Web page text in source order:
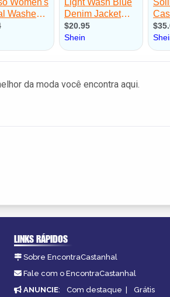
da moda você encontra aqui.
LINKS RÁPIDOS
Sobre EncontraCastanhal
Fale com o EncontraCastanhal
ANUNCIE: Com destaque | Grátis